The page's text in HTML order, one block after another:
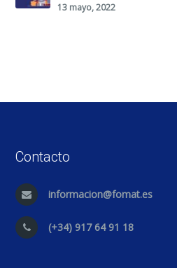
13 mayo, 2022
Contacto
informacion@fomat.es
(+34) 917 64 91 18